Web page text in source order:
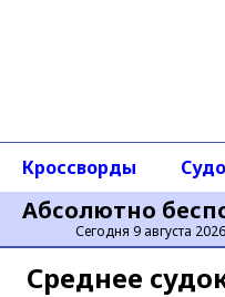
Абсолютно
Сегодня 9 августа
Кроссворды
Среднее